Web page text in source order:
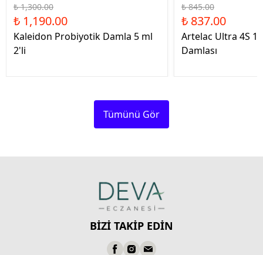
₺ 1,300.00
₺ 1,190.00
Kaleidon Probiyotik Damla 5 ml
2'li
₺ 845.00
₺ 837.00
Artelac Ultra 4S
Damlası
Tümünü Gör
BİZİ TAKİP EDİN